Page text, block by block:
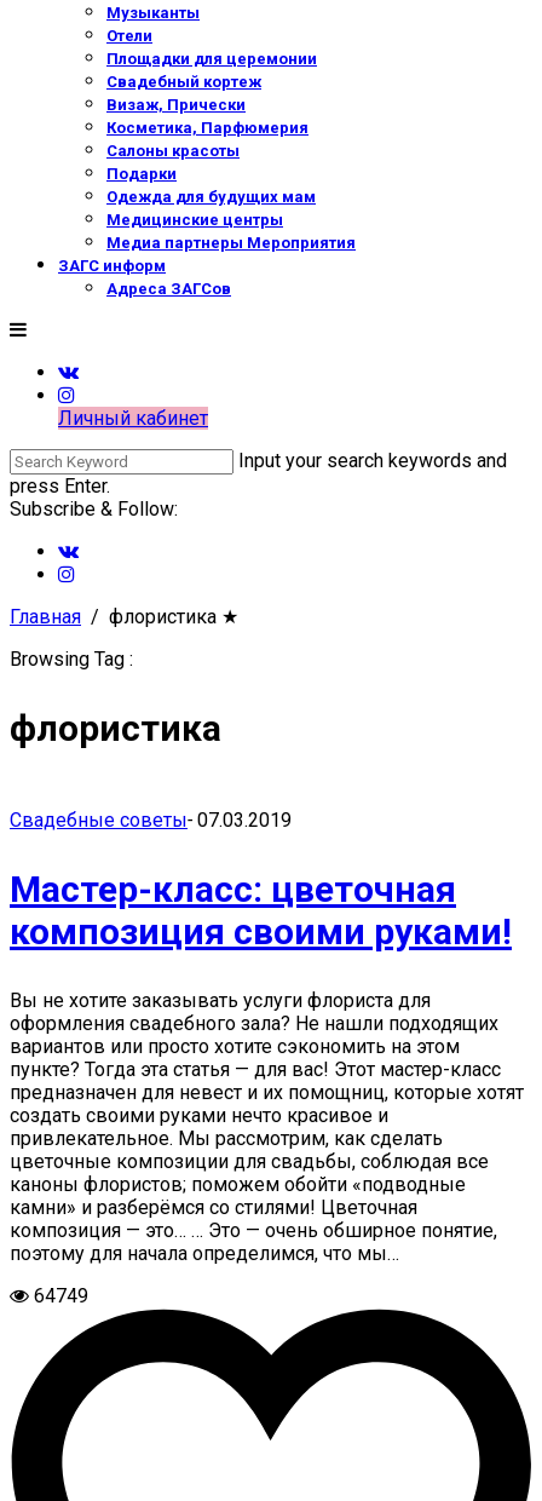
Музыканты
Отели
Площадки для церемонии
Свадебный кортеж
Визаж, Прически
Косметика, Парфюмерия
Салоны красоты
Подарки
Одежда для будущих мам
Медицинские центры
Медиа партнеры Мероприятия
ЗАГС информ
Адреса ЗАГСов
Личный кабинет
Input your search keywords and
press Enter.
Subscribe & Follow:
Главная флористика ★
Browsing Tag :
флористика
Свадебные советы- 07.03.2019
Мастер-класс: цветочная
композиция своими руками!
Вы не хотите заказывать услуги флориста для
оформления свадебного зала? Не нашли подходящих
вариантов или просто хотите сэкономить на этом
пункте? Тогда эта статья — для вас! Этот мастер-класс
предназначен для невест и их помощниц, которые хотят
создать своими руками нечто красивое и
привлекательное. Мы рассмотрим, как сделать
цветочные композиции для свадьбы, соблюдая все
каноны флористов; поможем обойти «подводные
камни» и разберёмся со стилями! Цветочная
композиция — это… … Это — очень обширное понятие,
поэтому для начала определимся, что мы…
64749